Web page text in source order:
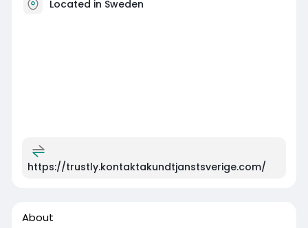
Located in Sweden
https://trustly.kontaktakundtjanstsverige.com/
About